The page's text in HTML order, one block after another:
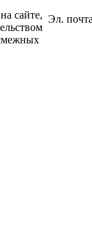
сайте, Эл.